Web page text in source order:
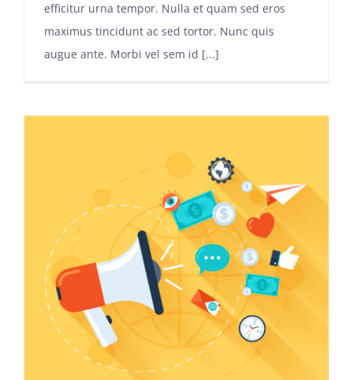
efficitur urna tempor. Nulla et quam sed eros
maximus tincidunt ac sed tortor. Nunc quis
augue ante. Morbi vel sem id [...]